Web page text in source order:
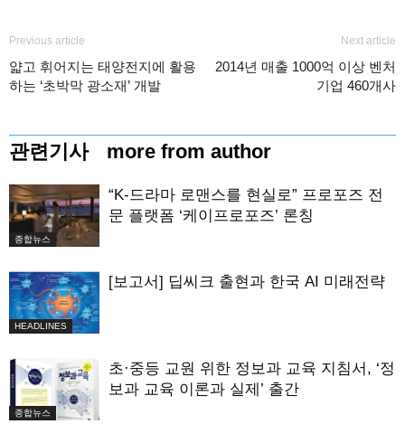
Previous article
얇고 휘어지는 태양전지에 활용
하는 ‘초박막 광소재’ 개발
Next article
2014년 매출 1000억 이상 벤처
기업 460개사
관련기사 more from author
종합뉴스
“K-드라마 로맨스를 현실로” 프로포즈 전
문 플랫폼 ‘케이프로포즈’ 론칭
HEADLINES
[보고서] 딥씨크 출현과 한국 AI 미래전략
종합뉴스
초·중등 교원 위한 정보과 교육 지침서, ‘정
보과 교육 이론과 실제’ 출간